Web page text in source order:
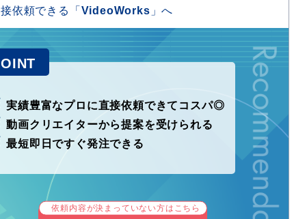
依頼できる「 VideoWorks 」へ
実績豊富なプロに直接依頼できてコスパ◎
動画クリエイターから提案を受けられる
最短即日ですぐ発注できる
依頼内容が決まっていない方はこちら